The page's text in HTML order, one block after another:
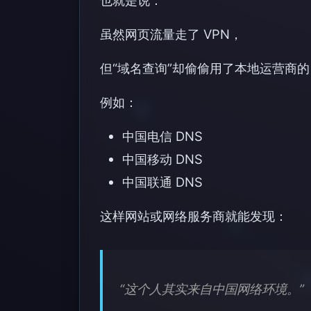
虽然网页流量走了 VPN，
但“域名查询”却偷偷用了本地运营商
例如：
中国电信 DNS
中国移动 DNS
中国联通 DNS
这样网站或网络服务商就能发现：
“这个人其实来自中国网络环境。”